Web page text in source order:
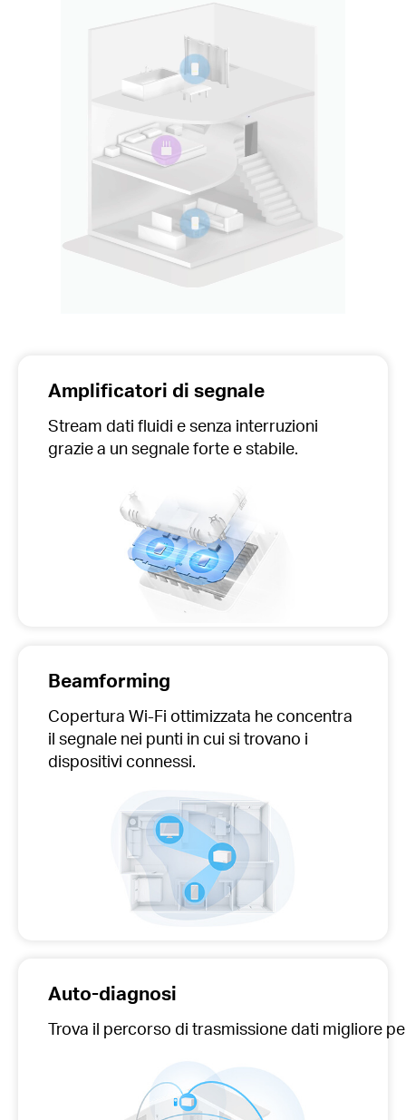
Amplificatori di segnale
Stream dati fluidi e senza interruzioni
grazie a un segnale forte e stabile.
Beamforming
Copertura Wi-Fi ottimizzata he concentra
il segnale nei punti in cui si trovano i
dispositivi connessi.
Auto-diagnosi
Trova il percorso di trasmissione dati migliore